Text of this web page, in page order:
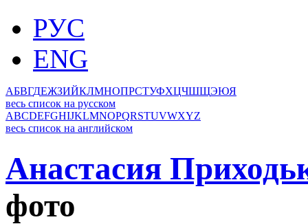
РУС
ENG
АБВГДЕЖЗИЙКЛМНОПРСТУФХЦЧШЩЭЮЯ
весь список на русском
ABCDEFGHIJKLMNOPQRSTUVWXYZ
весь список на английском
Анастасия
фото